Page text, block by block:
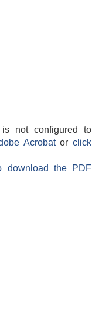
not configured to
Acrobatorclick
download the PDF